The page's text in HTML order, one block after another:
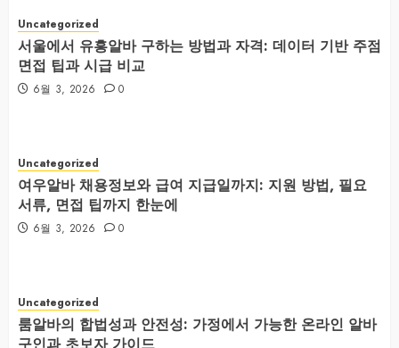
Uncategorized
서울에서 유흥알바 구하는 방법과 자격: 데이터 기반 주점
면접 팁과 시급 비교
6월 3, 2026 0
Uncategorized
여우알바 채용정보와 급여 지급일까지: 지원 방법, 필요
서류, 면접 팁까지 한눈에
6월 3, 2026 0
Uncategorized
룸알바의 합법성과 안전성: 가정에서 가능한 온라인 알바